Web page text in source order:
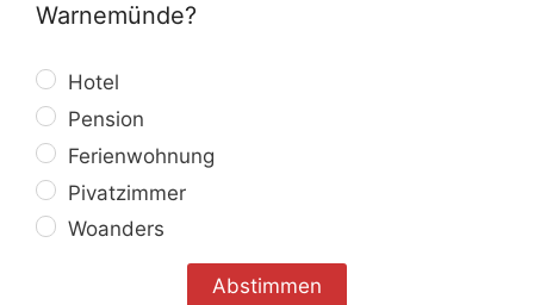
Warnemünde?
Hotel
Pension
Ferienwohnung
Pivatzimmer
Woanders